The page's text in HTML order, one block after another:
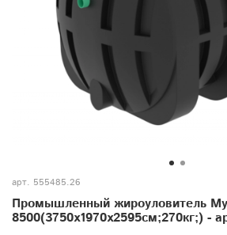
арт. 555485.26
Промышленный жироуловитель
8500(3750x1970x2595см;270кг;) -